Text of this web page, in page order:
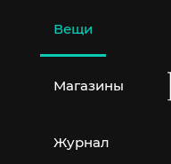
содержимому
Вещи
Магазины
Журнал